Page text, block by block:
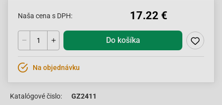
Naša cena s DPH: 17.22 €
Do košíka
Na objednávku
Katalógové čislo: GZ2411